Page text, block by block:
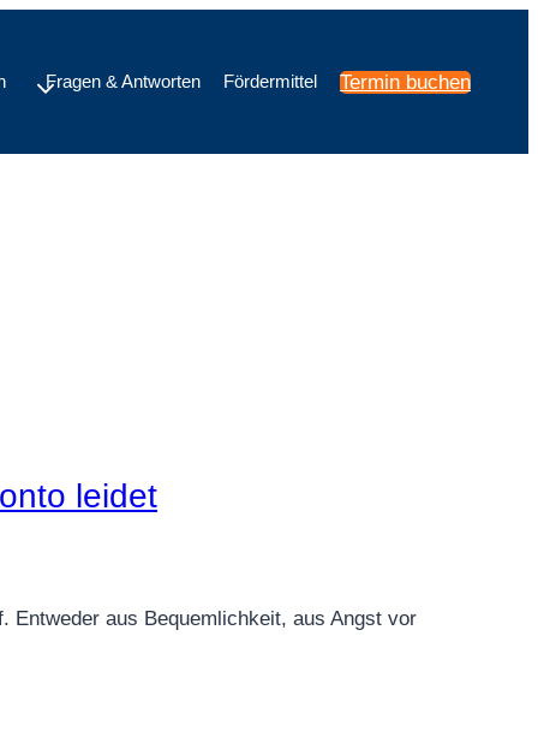
Fragen & Antworten Fördermittel Termin buchen
leidet
Entweder aus Bequemlichkeit, aus Angst vor